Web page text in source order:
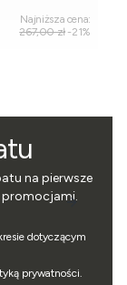
Najniższa cena:
267,00 zł -21%
na pierwsze
promocjami.
dotyczącym
prywatności.